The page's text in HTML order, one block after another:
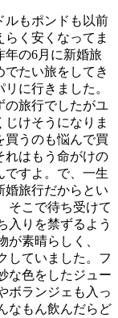
ルもポンドも以前
らく安くなってま
年の6月に新婚旅
でたい旅をしてき
リに行きました。
の旅行でしたがユ
じけそうになりま
買うのも悩んで買
れはもう命がけの
ですよ。で、一生
婚旅行だからとい
そこで待ち受けて
入りを禁ずるよう
素晴らしく、
していました。フ
な色をしたジュー
ボランジェも入っ
なもん飲んだらど